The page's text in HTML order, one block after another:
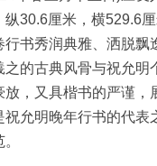
纵30.6厘米，横529.6
书秀润典雅、洒脱飘
之的古典风骨与祝允明
放，又具楷书的严谨，
祝允明晚年行书的代表